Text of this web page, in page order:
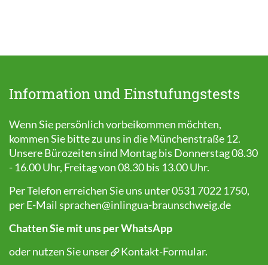
Information und Einstufungstests
Wenn Sie persönlich vorbeikommen möchten,
kommen Sie bitte zu uns in die Münchenstraße 12.
Unsere Bürozeiten sind Montag bis Donnerstag 08.30
- 16.00 Uhr, Freitag von 08.30 bis 13.00 Uhr.
Per Telefon erreichen Sie uns unter 0531 7022 1750,
per E-Mail sprachen@inlingua-braunschweig.de
Chatten Sie mit uns per WhatsApp
oder nutzen Sie unser
Kontakt-Formular.